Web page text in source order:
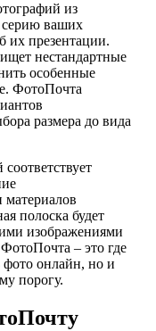
из
серию ваших
их презентации.
нестандартные
особенные
ФотоПочта
размера до вида
материалов
полоска будет
изображениями
– это где
фото онлайн, но и
порогу.